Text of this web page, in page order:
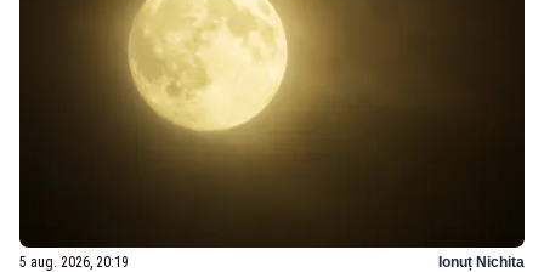
5 aug. 2026, 20:19 Ionuț Nichita